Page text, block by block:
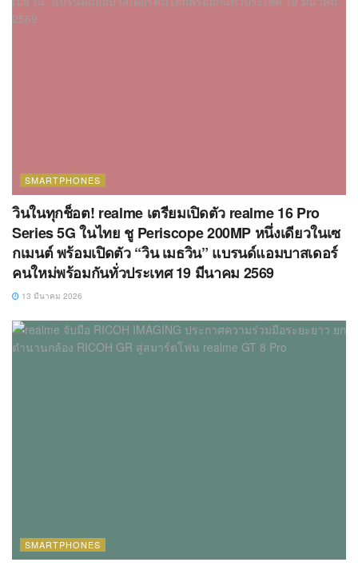
SMARTPHONES
วินในทุกช็อต! realme เตรียมเปิดตัว realme 16 Pro
Series 5G ในไทย ชู Periscope 200MP หนึ่งเดียวในเซ
กเมนต์ พร้อมเปิดตัว “วิน เมธวิน” แบรนด์แอมบาสเดอร์
คนใหม่พร้อมกันทั่วประเทศ 19 มีนาคม 2569
13 มีนาคม 2026
SMARTPHONES